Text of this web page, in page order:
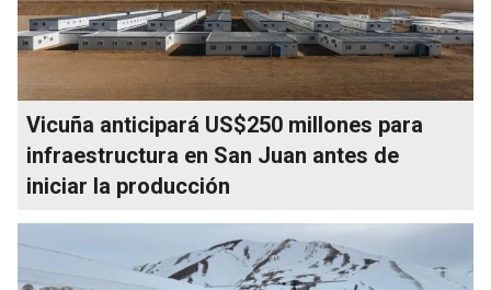
Vicuña anticipará US$250 millones para
infraestructura en San Juan antes de
iniciar la producción